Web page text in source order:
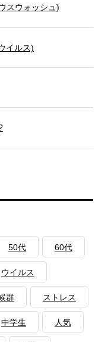
スウォッシュ)
イルス)
50代 60代
ウイルス
群 ストレス
中学生 人気